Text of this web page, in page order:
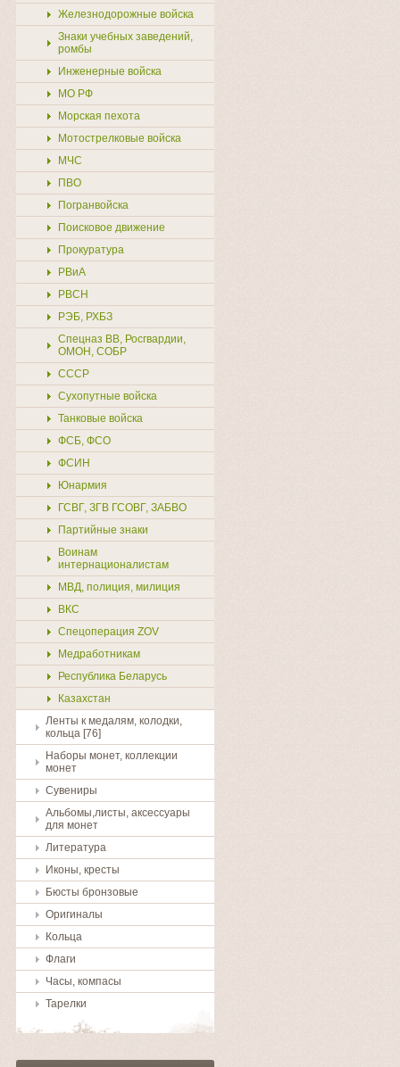
Железнодорожные войска
Знаки учебных заведений,
ромбы
Инженерные войска
МО РФ
Морская пехота
Мотострелковые войска
МЧС
ПВО
Погранвойска
Поисковое движение
Прокуратура
РВиА
РВСН
РЭБ, РХБЗ
Спецназ ВВ, Росгвардии,
ОМОН, СОБР
СССР
Сухопутные войска
Танковые войска
ФСБ, ФСО
ФСИН
Юнармия
ГСВГ, ЗГВ ГСОВГ, ЗАБВО
Партийные знаки
Воинам
интернационалистам
МВД, полиция, милиция
ВКС
Спецоперация ZOV
Медработникам
Республика Беларусь
Казахстан
Ленты к медалям, колодки,
кольца [76]
Наборы монет, коллекции
монет
Сувениры
Альбомы,листы, аксессуары
для монет
Литература
Иконы, кресты
Бюсты бронзовые
Оригиналы
Кольца
Флаги
Часы, компасы
Тарелки